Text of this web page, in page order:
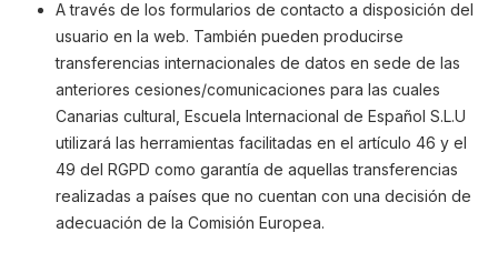
A través de los formularios de contacto a disposición del
usuario en la web. También pueden producirse
transferencias internacionales de datos en sede de las
anteriores cesiones/comunicaciones para las cuales
Canarias cultural, Escuela Internacional de Español S.L.U
utilizará las herramientas facilitadas en el artículo 46 y el
49 del RGPD como garantía de aquellas transferencias
realizadas a países que no cuentan con una decisión de
adecuación de la Comisión Europea.